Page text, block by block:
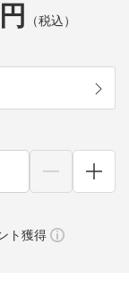
（税込）
ト獲得